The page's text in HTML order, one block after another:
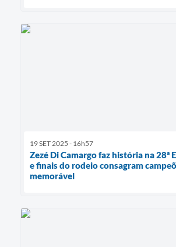
19 SET 2025 - 16h57
Zezé Di Camargo faz história na 28ª
e finais do rodeio consagram
memorável